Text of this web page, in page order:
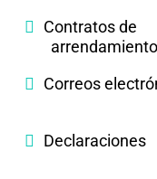
Contratos de
arrendamiento
Correos
Declaraciones